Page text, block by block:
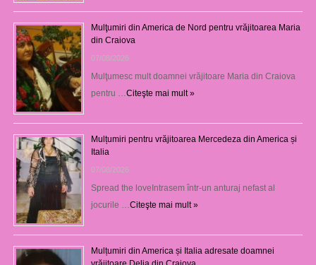
Mulţumiri din America de Nord pentru vrăjitoarea Maria
din Craiova
07/08/2026
Mulţumesc mult doamnei vrăjitoare Maria din Craiova
pentru …Citeşte mai mult »
Mulțumiri pentru vrăjitoarea Mercedeza din America și
Italia
07/08/2026
Spread the loveIntrasem într-un anturaj nefast al
jocurile …Citeşte mai mult »
Mulțumiri din America și Italia adresate doamnei